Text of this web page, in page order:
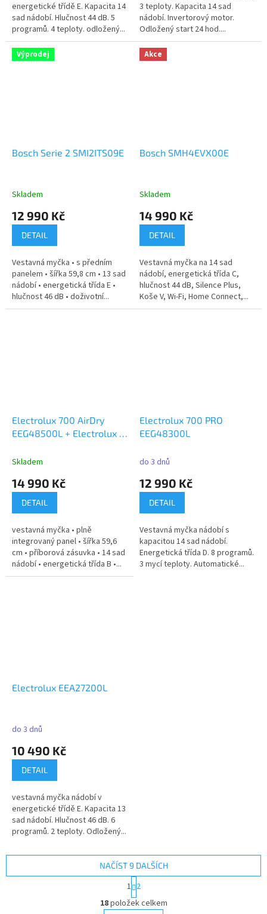
energetické třídě E. Kapacita 14
sad nádobí. Hlučnost 44 dB. 5
programů. 4 teploty. odložený...
3 teploty. Kapacita 14 sad
nádobí. Invertorový motor.
Odložený start 24 hod....
Výprodej
Bosch Serie 2 SMI2ITS09E
Skladem
12 990 Kč
DETAIL
Vestavná myčka • s předním
panelem • šířka 59,8 cm • 13 sad
nádobí • energetická třída E •
hlučnost 46 dB • doživotní...
Akce
Bosch SMH4EVX00E
Skladem
14 990 Kč
DETAIL
Vestavná myčka na 14 sad
nádobí, energetická třída C,
hlučnost 44 dB, Silence Plus,
Koše V, Wi-Fi, Home Connect,...
Electrolux 700 AirDry
EEG48500L + Electrolux 3
Skladem
14 990 Kč
DETAIL
vestavná myčka • plně
integrovaný panel • šířka 59,6
cm • příborová zásuvka • 14 sad
nádobí • energetická třída B •...
Electrolux 700 PRO
EEG48300L
do 3 dnů
12 990 Kč
DETAIL
Vestavná myčka nádobí s
kapacitou 14 sad nádobí.
Energetická třída D. 8 programů.
3 mycí teploty. Automatické...
Electrolux EEA27200L
do 3 dnů
10 490 Kč
DETAIL
vestavná myčka nádobí v
energetické třídě E. Kapacita 13
sad nádobí. Hlučnost 46 dB. 6
programů. 2 teploty. Odložený...
O
v
NAČÍST 9 DALŠÍCH
S
t
r
á
1 2
18položek celkem